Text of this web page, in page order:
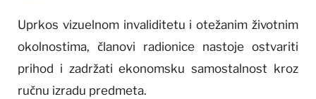
Uprkos vizuelnom invaliditetu i otežanim životnim
okolnostima, članovi radionice nastoje ostvariti
prihod i zadržati ekonomsku samostalnost kroz
ručnu izradu predmeta.